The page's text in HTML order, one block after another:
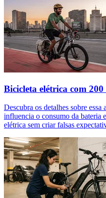
Bicicleta elétrica com
Descubra os detalhes sobre essa
influencia o consumo da bateria
elétrica sem criar falsas